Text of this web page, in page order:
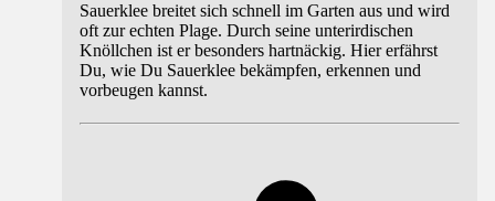
Sauerklee breitet sich schnell im Garten aus und wird
oft zur echten Plage. Durch seine unterirdischen
Knöllchen ist er besonders hartnäckig. Hier erfährst
Du, wie Du Sauerklee bekämpfen, erkennen und
vorbeugen kannst.